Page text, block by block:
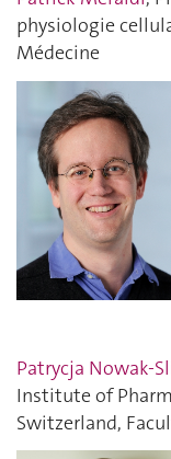
physiologie
Médecine
Patrycja Nowak-
Institute of
Switzerland,